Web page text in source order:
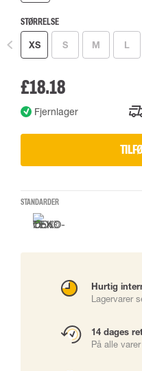
STØRRELSE
XS S M L
£18.18
Fjernlager
STANDARDER
Hurtig
Lagervarer
14 dages
På alle